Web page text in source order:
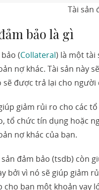
Tài sản
bảo là gì
(Collateral) là một tài
nợ khác. Tài sản này
sẽ được trả lại cho người
giảm rủi ro cho các
tổ chức tín dụng hoặc
nợ khác của bạn.
đảm bảo (tsdb) còn
bởi vì nó sẽ giúp giảm
cho bạn một khoản vay